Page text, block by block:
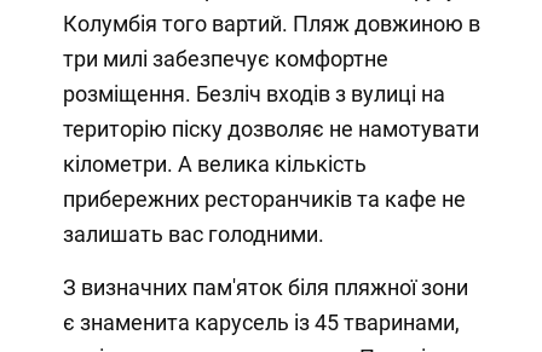
Колумбія того вартий. Пляж довжиною в
три милі забезпечує комфортне
розміщення. Безліч входів з вулиці на
територію піску дозволяє не намотувати
кілометри. А велика кількість
прибережних ресторанчиків та кафе не
залишать вас голодними.
З визначних пам'яток біля пляжної зони
є знаменита карусель із 45 тваринами,